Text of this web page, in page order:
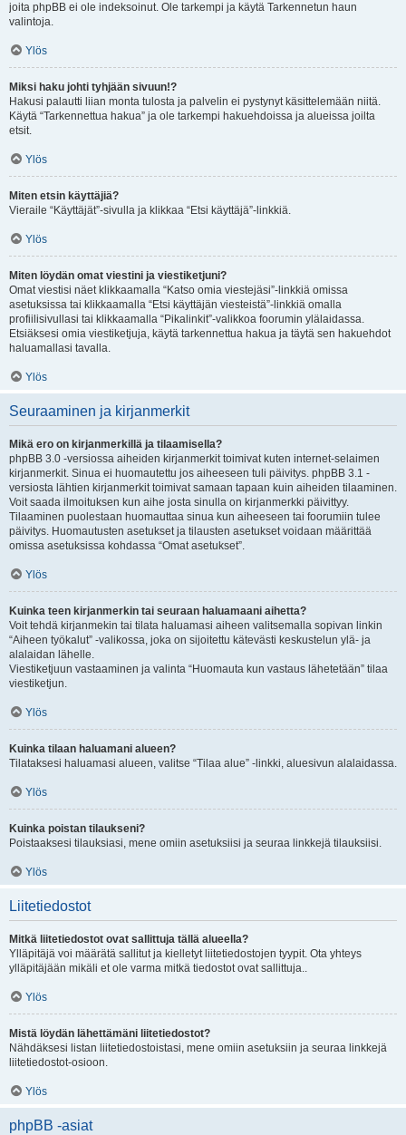
joita phpBB ei ole indeksoinut. Ole tarkempi ja käytä Tarkennetun haun
valintoja.
Ylös
Miksi haku johti tyhjään sivuun!?
Hakusi palautti liian monta tulosta ja palvelin ei pystynyt käsittelemään niitä.
Käytä “Tarkennettua hakua” ja ole tarkempi hakuehdoissa ja alueissa joilta
etsit.
Ylös
Miten etsin käyttäjiä?
Vieraile “Käyttäjät”-sivulla ja klikkaa “Etsi käyttäjä”-linkkiä.
Ylös
Miten löydän omat viestini ja viestiketjuni?
Omat viestisi näet klikkaamalla “Katso omia viestejäsi”-linkkiä omissa
asetuksissa tai klikkaamalla “Etsi käyttäjän viesteistä”-linkkiä omalla
profiilisivullasi tai klikkaamalla “Pikalinkit”-valikkoa foorumin ylälaidassa.
Etsiäksesi omia viestiketjuja, käytä tarkennettua hakua ja täytä sen hakuehdot
haluamallasi tavalla.
Ylös
Seuraaminen ja kirjanmerkit
Mikä ero on kirjanmerkillä ja tilaamisella?
phpBB 3.0 -versiossa aiheiden kirjanmerkit toimivat kuten internet-selaimen
kirjanmerkit. Sinua ei huomautettu jos aiheeseen tuli päivitys. phpBB 3.1 -
versiosta lähtien kirjanmerkit toimivat samaan tapaan kuin aiheiden tilaaminen.
Voit saada ilmoituksen kun aihe josta sinulla on kirjanmerkki päivittyy.
Tilaaminen puolestaan huomauttaa sinua kun aiheeseen tai foorumiin tulee
päivitys. Huomautusten asetukset ja tilausten asetukset voidaan määrittää
omissa asetuksissa kohdassa “Omat asetukset”.
Ylös
Kuinka teen kirjanmerkin tai seuraan haluamaani aihetta?
Voit tehdä kirjanmekin tai tilata haluamasi aiheen valitsemalla sopivan linkin
“Aiheen työkalut” -valikossa, joka on sijoitettu kätevästi keskustelun ylä- ja
alalaidan lähelle.
Viestiketjuun vastaaminen ja valinta “Huomauta kun vastaus lähetetään” tilaa
viestiketjun.
Ylös
Kuinka tilaan haluamani alueen?
Tilataksesi haluamasi alueen, valitse “Tilaa alue” -linkki, aluesivun alalaidassa.
Ylös
Kuinka poistan tilaukseni?
Poistaaksesi tilauksiasi, mene omiin asetuksiisi ja seuraa linkkejä tilauksiisi.
Ylös
Liitetiedostot
Mitkä liitetiedostot ovat sallittuja tällä alueella?
Ylläpitäjä voi määrätä sallitut ja kielletyt liitetiedostojen tyypit. Ota yhteys
ylläpitäjään mikäli et ole varma mitkä tiedostot ovat sallittuja..
Ylös
Mistä löydän lähettämäni liitetiedostot?
Nähdäksesi listan liitetiedostoistasi, mene omiin asetuksiin ja seuraa linkkejä
liitetiedostot-osioon.
Ylös
phpBB -asiat